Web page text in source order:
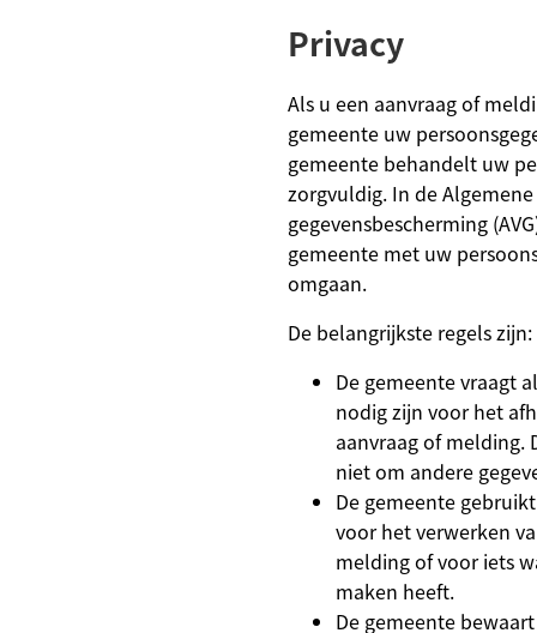
Privacy
Als u een aanvraag of
gemeente uw
gemeente behandelt uw
zorgvuldig. In de
gegevensbescherming
gemeente met uw
omgaan.
De belangrijkste regels zijn:
De gemeente vraagt
nodig zijn voor het
aanvraag of melding.
niet om andere
De gemeente
voor het verwerken
melding of voor iets
maken heeft.
De gemeente